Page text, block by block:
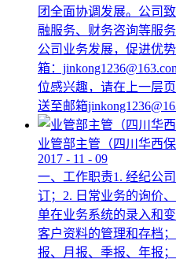
团全面协调发展。公司
融服务、财务咨询等服
公司业务发展，促进优
箱：
位感兴趣，请在上一层
送至邮箱
业管部主管（四川华西
2017 - 11 - 09
一、工作职责1. 经纪公
订；2. 日常业务的询价
单在业务系统的录入和
客户资料的管理和存档
报、月报、季报、年报